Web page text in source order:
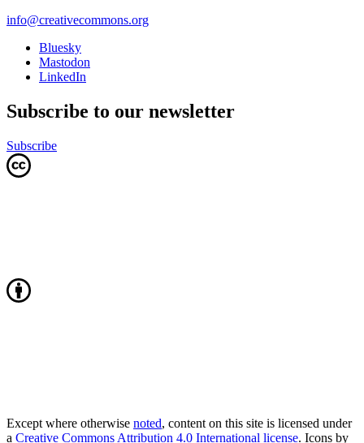
info@creativecommons.org
Bluesky
Mastodon
LinkedIn
Subscribe to our newsletter
Subscribe
Except where otherwise noted, content on this site is licensed under
a Creative Commons Attribution 4.0 International license. Icons by